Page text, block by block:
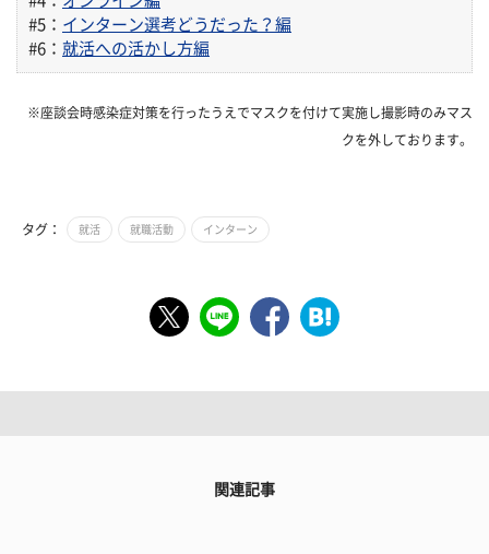
#5： インターン選考どうだった？編
#6： 就活への活かし方編
※座談会時感染症対策を行ったうえでマスクを付けて実施し撮影時のみマス
クを外しております。
タグ： 就活 就職活動 インターン
関連記事